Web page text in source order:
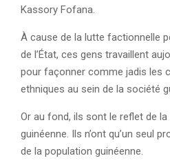
Kassory Fofana.
À cause de la lutte factionnelle
de l’État, ces gens travaillent
pour façonner comme jadis les
ethniques au sein de la société
Or au fond, ils sont le reflet de
guinéenne. Ils n’ont qu’un seul
de la population guinéenne.